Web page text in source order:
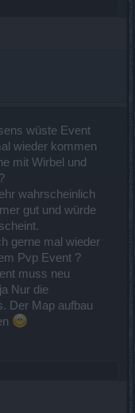
wüste Event
wieder kommen
mit Wirbel und
wahrscheinlich
gut und würde
gerne mal wieder
Pvp Event ?
muss neu
Nur die
Der Map aufbau